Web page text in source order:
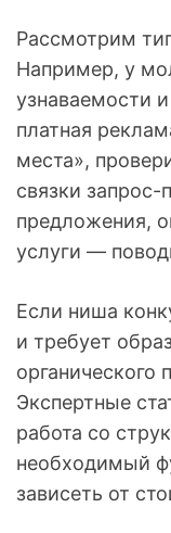
Рассмотрим
Например, у
узнаваемости
платная
места»,
связки
предложения,
услуги —
Если ниша
и требует
органического
Экспертные
работа со
необходимый
зависеть от